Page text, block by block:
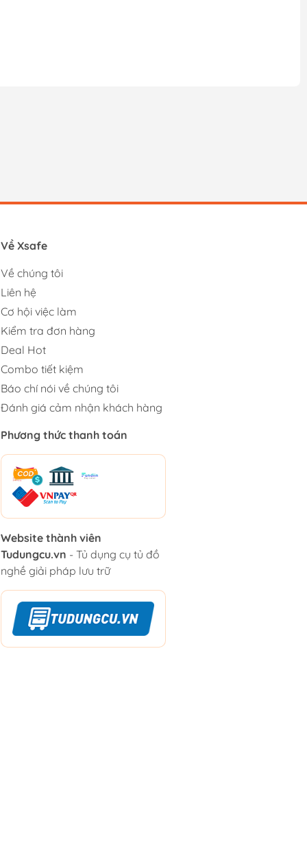
Về Xsafe
Về chúng tôi
Liên hệ
Cơ hội việc làm
Kiểm tra đơn hàng
Deal Hot
Combo tiết kiệm
Báo chí nói về chúng tôi
Đánh giá cảm nhận khách hàng
Phương thức thanh toán
Website thành viên
Tudungcu.vn - Tủ dụng cụ tủ đồ
nghề giải pháp lưu trữ